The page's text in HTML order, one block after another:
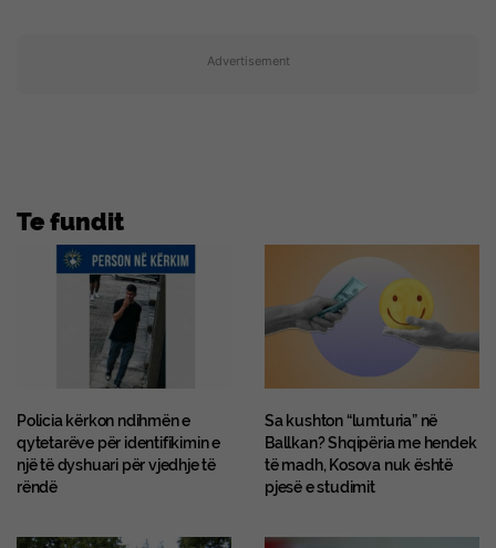
Advertisement
Te fundit
Policia kërkon ndihmën e
qytetarëve për identifikimin e
një të dyshuari për vjedhje të
rëndë
Sa kushton “lumturia” në
Ballkan? Shqipëria me hendek
të madh, Kosova nuk është
pjesë e studimit